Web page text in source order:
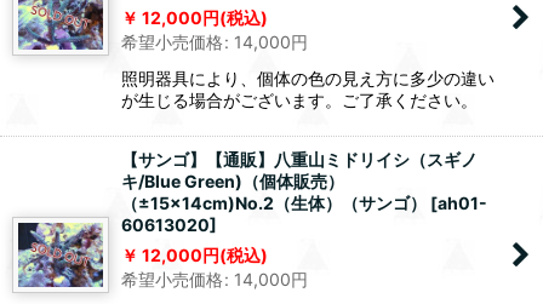
12,000円(税込)
希望小売価格: 14,000円
照明器具により、個体の色の見え方に多少の違い
が生じる場合がございます。ご了承ください。
【サンゴ】【通販】八重山ミドリイシ（スギノ
キ/Blue Green)（個体販売）
（±15x14cm)No.2（生体）（サンゴ）
[ah01-
60613020]
12,000円(税込)
希望小売価格: 14,000円